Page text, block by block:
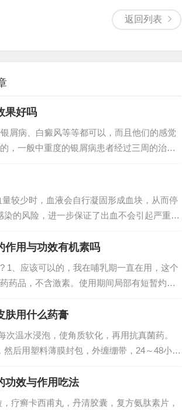
返回列表
果好吗
屑病、白癜风等等都可以，而且他们的感觉
，一般中重度的银屑病患者经过三周的治疗
效，60%或70%的人皮损可以基本消退甚至
较少时，血液会自行凝固形成血块，从而停
的风险，进一步保证了出血不会引起严重问
常在一周后见效，也就是1~2针。 可善挺可以
作用与功效有机素吗
1、应该可以的，我在哺乳期一直在用，这个
药品，不含激素。使用期间局部有短暂灼痛
联苯苄唑，鲸蜡硬脂醇或其他药物成分过敏
肤用什么药膏
温水浸泡，使角质软化，再用抗真菌药。
后用塑料薄膜封包，外缠绷带，24～48小时
作时应戴手套操作，如戴手套影响劳动时，
功效与作用吃法
疗癣卡西甫丸，丹清胶囊，复方氨肽素片，